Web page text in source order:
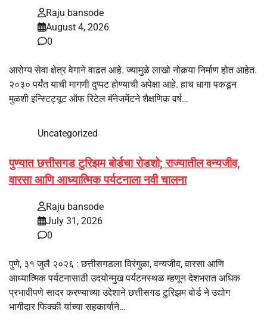
Raju bansode
August 4, 2026
0
आरोग्य सेवा क्षेत्र वेगाने वाढत आहे. ज्यामुळे लाखो नोकर्‍या निर्माण होत आहेत.
२०३० पर्यंत याची मागणी दुप्पट होण्याची अपेक्षा आहे. हाच धागा पकडून
मुळशी इन्स्टिट्यूट ऑफ रिटेल मॅनेजमेंटने शैक्षणिक वर्ष…
Uncategorized
पुण्यात छत्तीसगड टुरिझम बोर्डचा रोडशो; राज्यातील वन्यजीव,
वारसा आणि आध्यात्मिक पर्यटनाला नवी चालना
Raju bansode
July 31, 2026
0
पुणे, ३१ जुलै २०२६ : छत्तीसगडला विरंगुळा, वन्यजीव, वारसा आणि
आध्यात्मिक पर्यटनासाठी उदयोन्मुख पर्यटनस्थळ म्हणून देशभरात अधिक
प्रभावीपणे सादर करण्याच्या उद्देशाने छत्तीसगड टुरिझम बोर्ड ने उद्योग
भागीदार फिक्की यांच्या सहकार्याने…